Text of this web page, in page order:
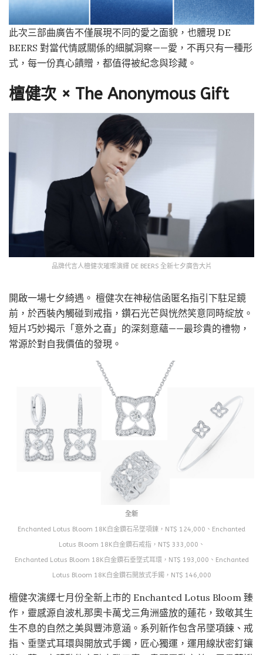
此次三部曲廣告不僅展現不同的愛之面貌，也體現 DE
BEERS 對當代情感關係的細膩洞察——愛，不再只有一種形
式，每一份真心饋贈，都值得被紀念與珍藏。
檀健次 × The Anonymous Gift
品牌代言人檀健次璀璨演繹 DE BEERS 全新七夕廣告大片
開啟一場七夕綺遇。 檀健次在神秘信函匿名指引下駐足鏡
前，於西裝內觸碰到戒指，鑽石光芒與恍然笑意同時綻放。
短片巧妙揭示「意外之喜」的深刻意蘊——最珍貴的禮物，
常源於對自我價值的發現。
全新
Enchanted Lotus Bloom 18K白金鑽石吊墜項鍊，NT$ 124,000、Enchanted
Lotus Bloom 18K白金鑽石戒指，NT$ 333,000、
Enchanted Lotus Bloom 18K白金鑽石垂墜式耳環，NT$ 193,000、Enchanted
Lotus Bloom 18K白金鑽石開放式手鐲，NT$ 146,000
檀健次演繹七月份全新上市的 Enchanted Lotus Bloom 臻
作，靈感源自波札那奧卡萬戈三角洲盛放的蓮花，致敬其生
生不息的自然之美與豐沛意涵。系列新作包含吊墜項鍊、戒
指、垂墜式耳環與開放式手鐲，匠心獨運，運用線狀密釘鑲